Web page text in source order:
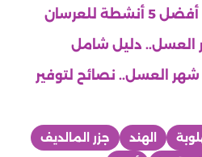
للعرسان
العسل.. دليل شامل
العسل.. نصائح لتوفير
الهند
جزر المالديف